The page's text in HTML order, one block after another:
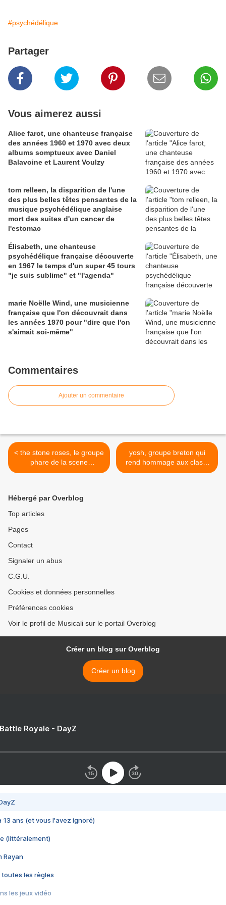
#psychédélique
Partager
Vous aimerez aussi
Alice farot, une chanteuse française
des années 1960 et 1970 avec deux
albums somptueux avec Daniel
Balavoine et Laurent Voulzy
tom relleen, la disparition de l'une
des plus belles têtes pensantes de la
musique psychédélique anglaise
mort des suites d'un cancer de
l'estomac
Élisabeth, une chanteuse
psychédélique française découverte
en 1967 le temps d'un super 45 tours
"je suis sublime" et "l'agenda"
marie Noëlle Wind, une musicienne
française que l'on découvrait dans
les années 1970 pour "dire que l'on
s'aimait soi-même"
Commentaires
Ajouter un commentaire
< the stone roses, le groupe
phare de la scene
''madchester''
yosh, groupe breton qui
rend hommage aux clash,
electro-dub >
Hébergé par Overblog
Top articles
Pages
Contact
Signaler un abus
C.G.U.
Cookies et données personnelles
Préférences cookies
Voir le profil de Musicali sur le portail Overblog
Créer un blog sur Overblog
Créer un blog
Royale - DayZ
13 ans (et vous l'avez ignoré)
(littéralement)
Rayan
toutes les règles
les jeux vidéo